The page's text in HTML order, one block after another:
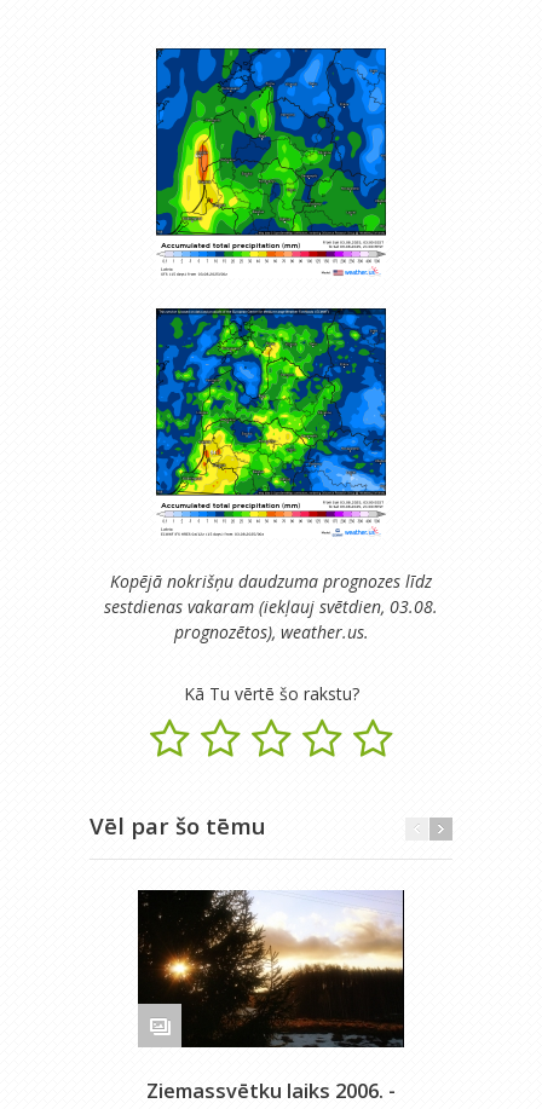
Kopējā nokrišņu daudzuma prognozes līdz
sestdienas vakaram (iekļauj svētdien, 03.08.
prognozētos), weather.us.
Kā Tu vērtē šo rakstu?
Vēl par šo tēmu
Ziemassvētku laiks 2006. -